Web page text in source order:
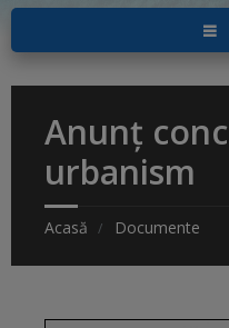
Anunț
urbanism
Acasă Documente